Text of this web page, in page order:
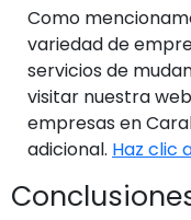
Como
variedad de
servicios de
visitar nuestra
empresas en
adicional. Haz clic